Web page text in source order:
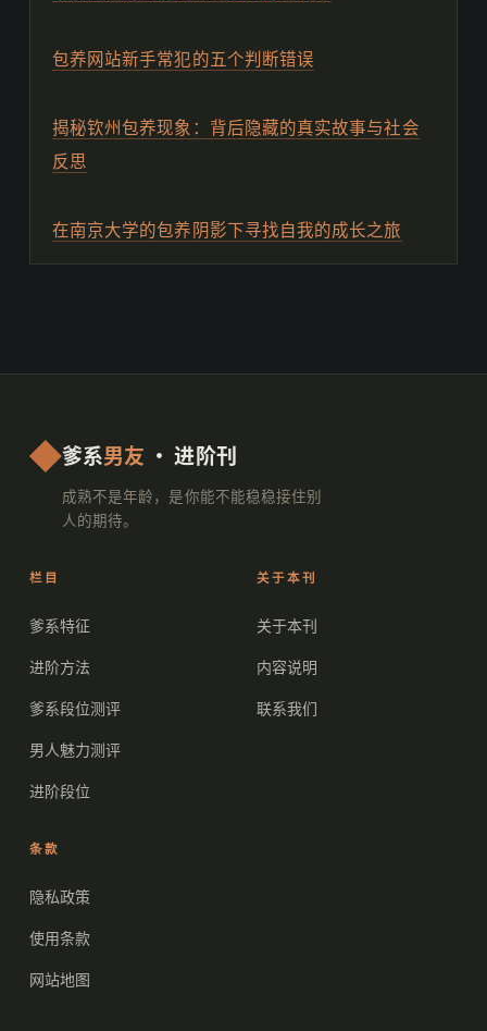
包养网站新手常犯的五个判断错误
揭秘钦州包养现象：背后隐藏的真实故事与社会
反思
在南京大学的包养阴影下寻找自我的成长之旅
爹系男友 · 进阶刊
成熟不是年龄，是你能不能稳稳接住别
人的期待。
栏目
爹系特征
进阶方法
爹系段位测评
男人魅力测评
进阶段位
关于本刊
关于本刊
内容说明
联系我们
条款
隐私政策
使用条款
网站地图